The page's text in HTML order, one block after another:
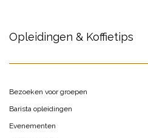
Opleidingen & Koffietips
Bezoeken voor groepen
Barista opleidingen
Evenementen